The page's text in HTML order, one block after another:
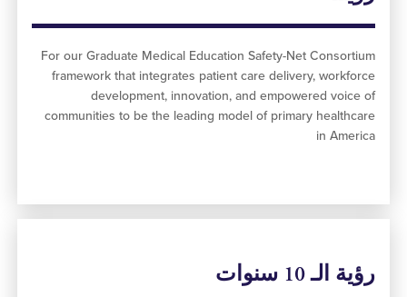
For our Graduate Medical Education Safety-Net
framework that integrates patient care delivery,
development, innovation, and empowered
communities to be the leading model of primary
in
10 سنوات